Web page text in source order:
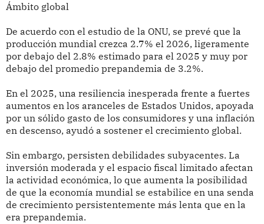
Ámbito global
De acuerdo con el estudio de la ONU, se prevé que la
producción mundial crezca 2.7% el 2026, ligeramente
por debajo del 2.8% estimado para el 2025 y muy por
debajo del promedio prepandemia de 3.2%.
En el 2025, una resiliencia inesperada frente a fuertes
aumentos en los aranceles de Estados Unidos, apoyada
por un sólido gasto de los consumidores y una inflación
en descenso, ayudó a sostener el crecimiento global.
Sin embargo, persisten debilidades subyacentes. La
inversión moderada y el espacio fiscal limitado afectan
la actividad económica, lo que aumenta la posibilidad
de que la economía mundial se estabilice en una senda
de crecimiento persistentemente más lenta que en la
era prepandemia.